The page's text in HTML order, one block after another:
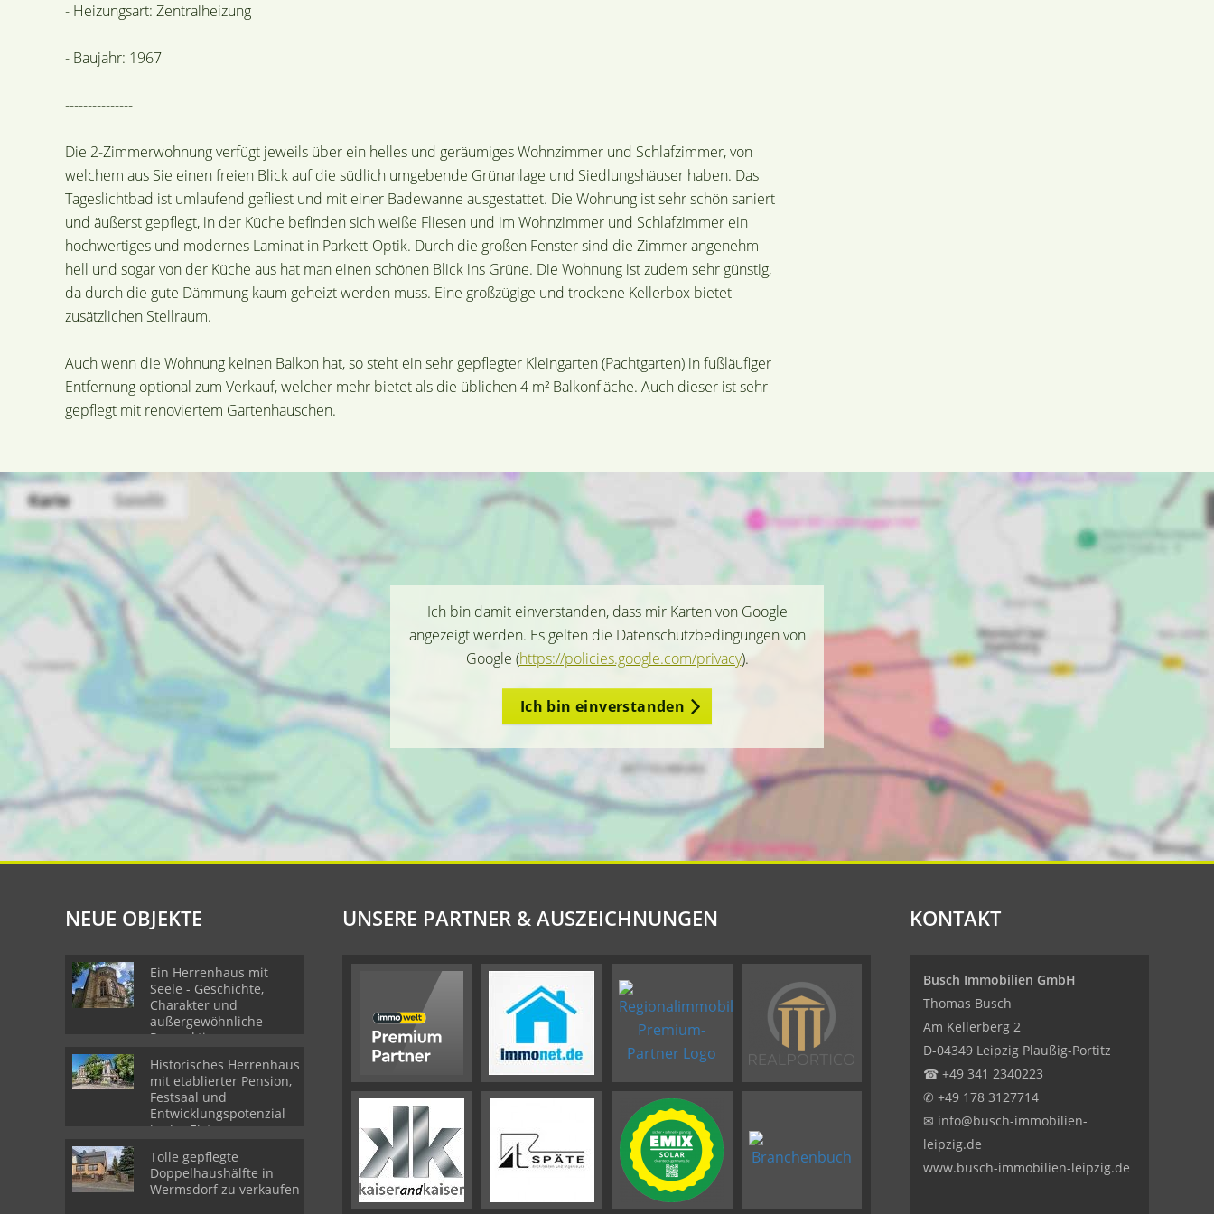
- Heizungsart: Zentralheizung
- Baujahr: 1967
---------------
Die 2-Zimmerwohnung verfügt jeweils über ein helles und geräumiges Wohnzimmer und Schlafzimmer, von
welchem aus Sie einen freien Blick auf die südlich umgebende Grünanlage und Siedlungshäuser haben. Das
Tageslichtbad ist umlaufend gefliest und mit einer Badewanne ausgestattet. Die Wohnung ist sehr schön saniert
und äußerst gepflegt, in der Küche befinden sich weiße Fliesen und im Wohnzimmer und Schlafzimmer ein
hochwertiges und modernes Laminat in Parkett-Optik. Durch die großen Fenster sind die Zimmer angenehm
hell und sogar von der Küche aus hat man einen schönen Blick ins Grüne. Die Wohnung ist zudem sehr günstig,
da durch die gute Dämmung kaum geheizt werden muss. Eine großzügige und trockene Kellerbox bietet
zusätzlichen Stellraum.
Auch wenn die Wohnung keinen Balkon hat, so steht ein sehr gepflegter Kleingarten (Pachtgarten) in fußläufiger
Entfernung optional zum Verkauf, welcher mehr bietet als die üblichen 4 m² Balkonfläche. Auch dieser ist sehr
gepflegt mit renoviertem Gartenhäuschen.
Ich bin damit einverstanden, dass mir Karten von Google
angezeigt werden. Es gelten die Datenschutzbedingungen von
Google (https://policies.google.com/privacy).
Ich bin einverstanden
NEUE OBJEKTE
Ein Herrenhaus mit
Seele - Geschichte,
Charakter und
außergewöhnliche
Perspektiven
Historisches Herrenhaus
mit etablierter Pension,
Festsaal und
Entwicklungspotenzial
in der Elsteraue
Tolle gepflegte
Doppelhaushälfte in
Wermsdorf zu verkaufen
UNSERE PARTNER & AUSZEICHNUNGEN KONTAKT
Busch Immobilien GmbH
Thomas Busch
Am Kellerberg 2
D-04349 Leipzig Plaußig-Portitz
☎ +49 341 2340223
✆ +49 178 3127714
✉ info@busch-immobilien-
leipzig.de
www.busch-immobilien-leipzig.de